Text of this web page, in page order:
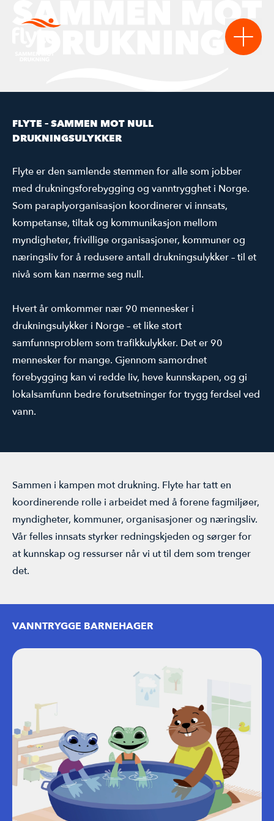
VANNSIKRE KOMMUNER
VANNTRYGGE BARNEHAGER
LAST NED MATERIELL
Lære
STATISTIKK & RAPPORTER
REGISTERSTUDIET
Bidra
BLI MEDLEM
BLI SAMARBEIDSPARTNER
Møte
AKTIVITETSKALENDER
FLYTEKONFERANSEN 2026
ÅRSMØTE
FLYTE – SAMMEN MOT NULL
DRUKNINGSULYKKER
Flyte er den samlende stemmen for alle som jobber
med drukningsforebygging og vanntrygghet i Norge.
Som paraplyorganisasjon koordinerer vi innsats,
kompetanse, tiltak og kommunikasjon mellom
myndigheter, frivillige organisasjoner, kommuner og
næringsliv for å redusere antall drukningsulykker – til et
nivå som kan nærme seg null.
Hvert år omkommer nær 90 mennesker i
drukningsulykker i Norge – et like stort
samfunnsproblem som trafikkulykker. Det er 90
mennesker for mange. Gjennom samordnet
forebygging kan vi redde liv, heve kunnskapen, og gi
lokalsamfunn bedre forutsetninger for trygg ferdsel ved
vann.
Sammen i kampen mot drukning. Flyte har tatt en
koordinerende rolle i arbeidet med å forene fagmiljøer,
myndigheter, kommuner, organisasjoner og næringsliv.
Vår felles innsats styrker redningskjeden og sørger for
at kunnskap og ressurser når vi ut til dem som trenger
det.
VANNTRYGGE BARNEHAGER